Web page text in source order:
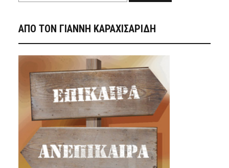
ΑΠΟ ΤΟΝ ΓΙΑΝΝΗ ΚΑΡΑΧΙΣΑΡΙΔΗ